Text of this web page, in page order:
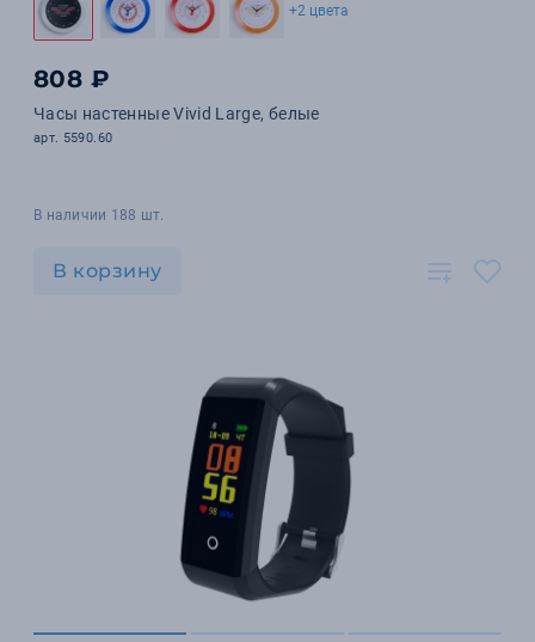
+2 цвета
808 ₽
Часы настенные Vivid Large, белые
арт. 5590.60
В наличии 188 шт.
В корзину